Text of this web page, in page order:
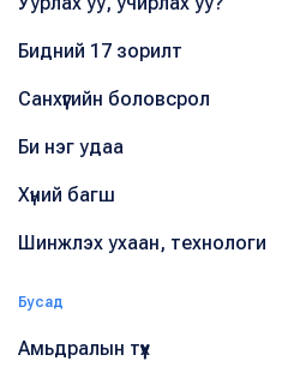
Бидний 17 зорилт
Санхүүгийн боловсрол
Би нэг удаа
Хүний багш
Шинжлэх ухаан, технологи
Бусад
Амьдралын түүх